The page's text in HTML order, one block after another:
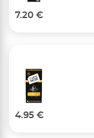
7.20 €
4.95 €